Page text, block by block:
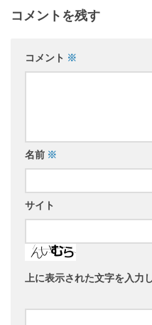
コメントを残す
コメント ※
名前 ※
サイト
上に表示された文字を入力